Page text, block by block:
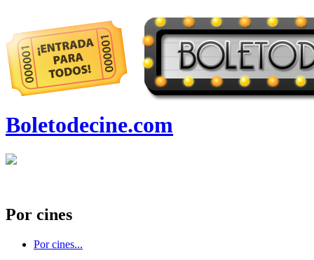
Boletodecine.com
Por cines
Por cines...